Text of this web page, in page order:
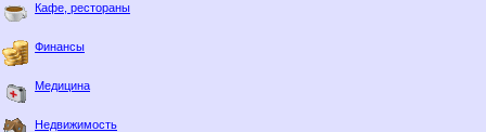
Кафе, рестораны
Финансы
Медицина
Недвижимость